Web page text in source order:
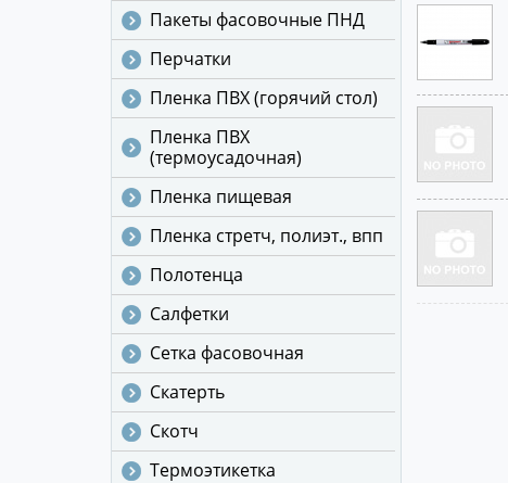
Пакеты фасовочные ПНД
Перчатки
Пленка ПВХ (горячий стол)
Пленка ПВХ
(термоусадочная)
Пленка пищевая
Пленка стретч, полиэт., впп
Полотенца
Салфетки
Сетка фасовочная
Скатерть
Скотч
Термоэтикетка